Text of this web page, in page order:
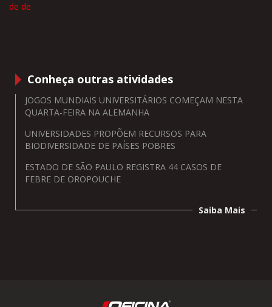
de de
Conheça outras atividades
JOGOS MUNDIAIS UNIVERSITÁRIOS COMEÇAM NESTA
QUARTA-FEIRA NA ALEMANHA
UNIVERSIDADES PROPÕEM RECURSOS PARA
BIODIVERSIDADE DE PAÍSES POBRES
ESTADO DE SÃO PAULO REGISTRA 44 CASOS DE
FEBRE DE OROPOUCHE
Saiba Mais